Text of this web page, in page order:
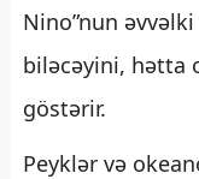
Nino”nun
biləcəyini, hətta
göstərir.
Peyklər və